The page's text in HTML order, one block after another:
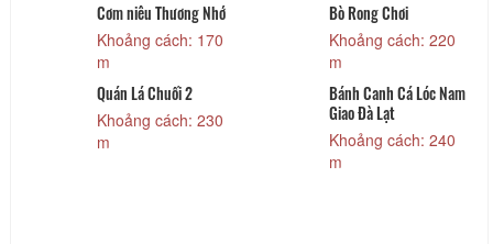
Cơm niêu Thương Nhớ
Khoảng cách: 170
m
Bò Rong Chơi
Khoảng cách: 220
m
Quán Lá Chuối 2
Khoảng cách: 230
m
Bánh Canh Cá Lóc Nam
Giao Đà Lạt
Khoảng cách: 240
m